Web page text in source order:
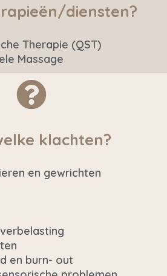
diensten?
Therapie (QST)
Massage
klachten?
en gewrichten
en burn- out